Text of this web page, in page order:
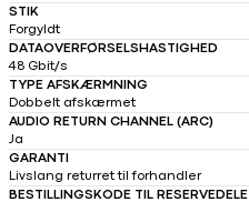
STIK
Forgyldt
DATAOVERFØRSELSHASTIGHED
48 Gbit/s
TYPE AFSKÆRMNING
Dobbelt afskærmet
AUDIO RETURN CHANNEL (ARC)
Ja
GARANTI
Livslang returret til forhandler
BESTILLINGSKODE TIL RESERVEDELE